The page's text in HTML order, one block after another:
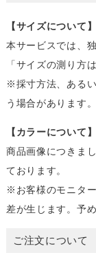
【サイズについて】
本サービスでは、
「サイズの測り方は
※採寸方法、ある
う場合があります。
【カラーについて】
商品画像につきま
ております。
※お客様のモニタ
差が生じます。予
ご注文について